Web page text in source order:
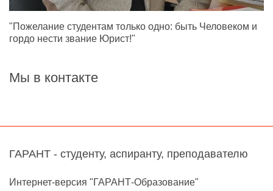
"Пожелание студентам только одно: быть Человеком и
гордо нести звание Юрист!"
Мы в контакте
ГАРАНТ - студенту, аспиранту, преподавателю
Интернет-версия "ГАРАНТ-Образование"